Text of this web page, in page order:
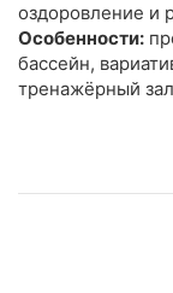
оздоровление и
Особенности:
бассейн,
тренажёрный